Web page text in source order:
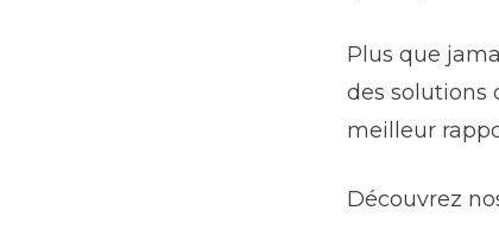
Plus que
des solutions
meilleur
Découvrez